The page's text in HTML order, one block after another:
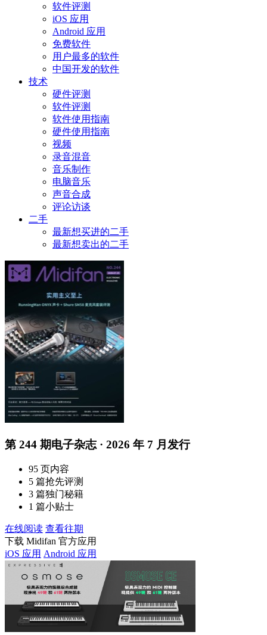
软件评测
iOS 应用
Android 应用
免费软件
用户最多的软件
中国开发的软件
技术
硬件评测
软件评测
软件使用指南
硬件使用指南
视频
录音混音
音乐制作
电脑音乐
声音合成
评论访谈
二手
最新想买进的二手
最新想卖出的二手
第 244 期电子杂志 · 2026 年 7 月发行
95 页内容
5 篇抢先评测
3 篇独门秘籍
1 篇小贴士
在线阅读 查看往期
下载 Midifan 官方应用
iOS 应用 Android 应用